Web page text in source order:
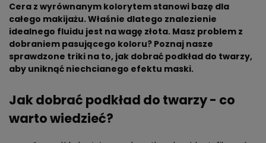
Cera z wyrównanym kolorytem stanowi bazę dla
całego makijażu. Właśnie dlatego znalezienie
idealnego fluidu jest na wagę złota. Masz problem z
dobraniem pasującego koloru? Poznaj nasze
sprawdzone triki na to, jak dobrać podkład do twarzy,
aby uniknąć niechcianego efektu maski.
Jak dobrać podkład do twarzy - co
warto wiedzieć?